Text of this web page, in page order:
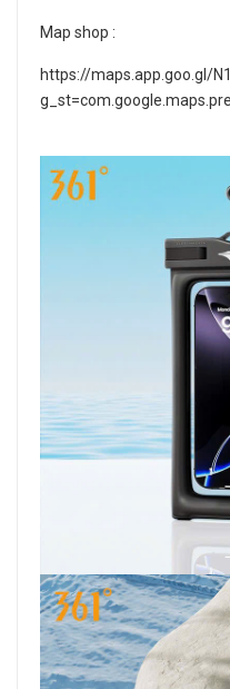
Map shop :
https://maps.app.goo.gl/